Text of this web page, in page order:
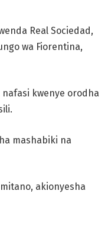
Real Sociedad,
wa Fiorentina,
nafasi kwenye orodha
mashabiki na
akionyesha